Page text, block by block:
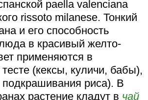
paella valenciana
rissoto milanese. Тонкий
и его способность
в красивый желто-
применяются в
(кексы, куличи, бабы),
риса). В
растение кладут в чай